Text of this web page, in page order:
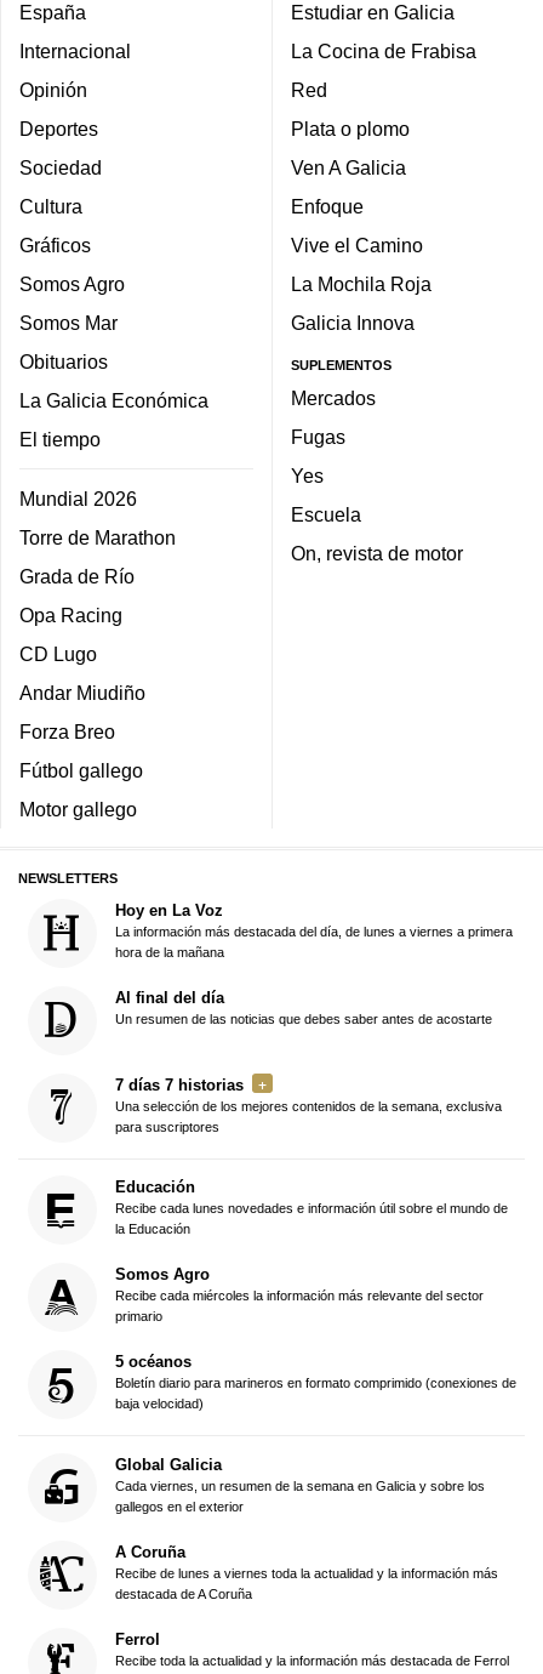
España
Internacional
Opinión
Deportes
Sociedad
Cultura
Gráficos
Somos Agro
Somos Mar
Obituarios
La Galicia Económica
El tiempo
Mundial 2026
Torre de Marathon
Grada de Río
Opa Racing
CD Lugo
Andar Miudiño
Forza Breo
Fútbol gallego
Motor gallego
Estudiar en Galicia
La Cocina de Frabisa
Red
Plata o plomo
Ven A Galicia
Enfoque
Vive el Camino
La Mochila Roja
Galicia Innova
SUPLEMENTOS
Mercados
Fugas
Yes
Escuela
On, revista de motor
NEWSLETTERS
Hoy en La Voz
La información más destacada del día, de lunes a viernes a primera
hora de la mañana
Al final del día
Un resumen de las noticias que debes saber antes de acostarte
7 días 7 historias
Una selección de los mejores contenidos de la semana, exclusiva
para suscriptores
Educación
Recibe cada lunes novedades e información útil sobre el mundo de
la Educación
Somos Agro
Recibe cada miércoles la información más relevante del sector
primario
5 océanos
Boletín diario para marineros en formato comprimido (conexiones de
baja velocidad)
Global Galicia
Cada viernes, un resumen de la semana en Galicia y sobre los
gallegos en el exterior
A Coruña
Recibe de lunes a viernes toda la actualidad y la información más
destacada de A Coruña
Ferrol
Recibe toda la actualidad y la información más destacada de Ferrol